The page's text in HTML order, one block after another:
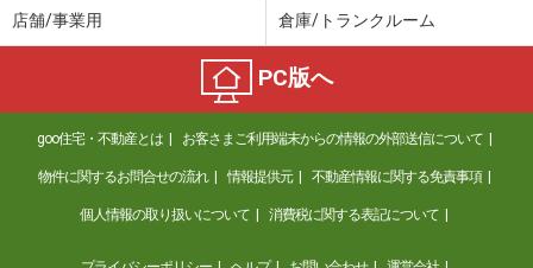
香川県丸亀市三条町
3.60万円
住 所
香川県丸亀市三条町
専有面積 40.58m²
間取り
2DK
香川県高松市仏生山町甲
店舗/事業用 倉庫/トランクルーム
PC版へ
goo住宅・不動産とは お客さまご利用端末からの情報の外部送信について
物件に関するお問合せの流れ 情報提供元 不動産情報に関する免責事項
個人情報の取り扱いについて 消費税に関する表記について